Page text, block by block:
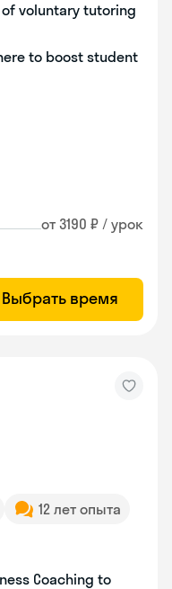
voluntary tutoring
to boost student
от 3190 ₽ / урок
Выбрать время
12 лет опыта
Coaching to